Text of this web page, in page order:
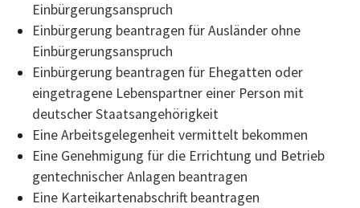
Einbürgerungsanspruch
Einbürgerung beantragen für Ausländer ohne
Einbürgerungsanspruch
Einbürgerung beantragen für Ehegatten oder
eingetragene Lebenspartner einer Person mit
deutscher Staatsangehörigkeit
Eine Arbeitsgelegenheit vermittelt bekommen
Eine Genehmigung für die Errichtung und Betrieb
gentechnischer Anlagen beantragen
Eine Karteikartenabschrift beantragen